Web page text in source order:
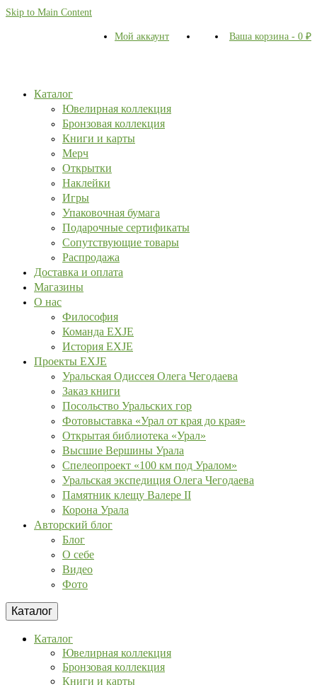
Skip to Main Content
Мой аккаунт Ваша корзина - 0 ₽
Каталог
Ювелирная коллекция
Бронзовая коллекция
Книги и карты
Мерч
Открытки
Наклейки
Игры
Упаковочная бумага
Подарочные сертификаты
Сопутствующие товары
Распродажа
Доставка и оплата
Магазины
О нас
Философия
Команда EXJE
История EXJE
Проекты EXJE
Уральская Одиссея Олега Чегодаева
Заказ книги
Посольство Уральских гор
Фотовыставка «Урал от края до края»
Открытая библиотека «Урал»
Высшие Вершины Урала
Спелеопроект «100 км под Уралом»
Уральская экспедиция Олега Чегодаева
Памятник клещу Валере II
Корона Урала
Авторский блог
Блог
О себе
Видео
Фото
Каталог
Каталог
Ювелирная коллекция
Бронзовая коллекция
Книги и карты